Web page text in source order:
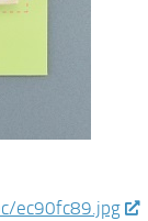
ec90fc89.jpg